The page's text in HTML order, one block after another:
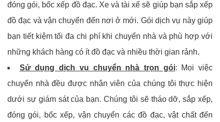
đóng gói, bốc xếp đồ đạc. Xe và tài xế sẽ giúp bạn sắp xếp
đồ đạc và vận chuyển đến nơi ở mới. Gói dịch vụ này giúp
bạn tiết kiệm tối đa chi phí khi chuyển nhà và phù hợp với
những khách hàng có ít đồ đạc và nhiều thời gian rảnh.
Sử dụng dịch vụ chuyển nhà trọn gói: Mọi việc
chuyển nhà đều được nhân viên của chúng tôi thực hiện
dưới sự giám sát của bạn. Chúng tôi sẽ tháo dỡ, sắp xếp,
đóng gói, bốc xếp, vận chuyển các đồ đạc, vật chất đến